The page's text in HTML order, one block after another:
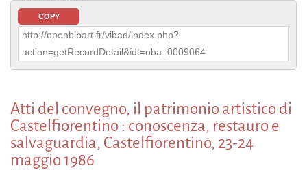
COPY
http://openbibart.fr/vibad/index.php?
action=getRecordDetail&idt=oba_0009064
Atti del convegno, il patrimonio artistico di
Castelfiorentino : conoscenza, restauro e
salvaguardia, Castelfiorentino, 23-24
maggio 1986